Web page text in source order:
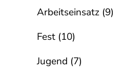
Arbeitseinsatz (9)
Fest (10)
Jugend (7)